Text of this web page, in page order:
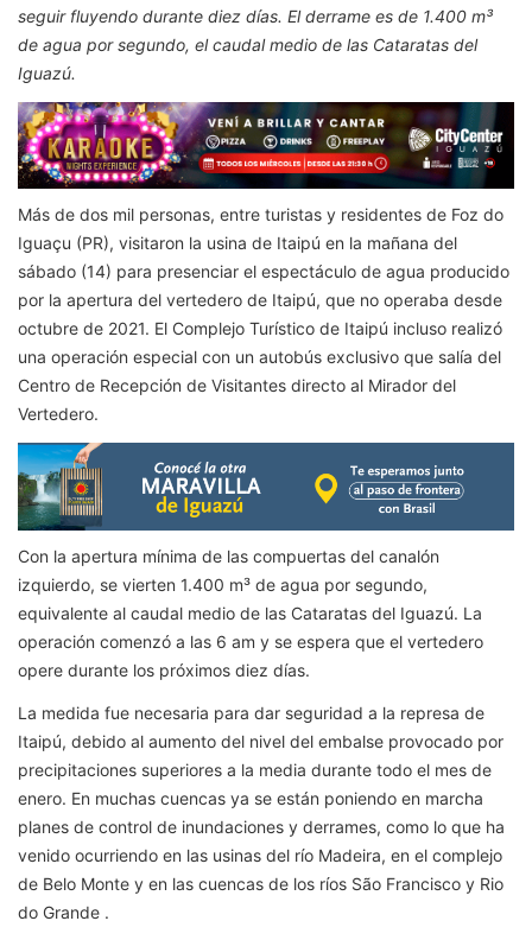
seguir fluyendo durante diez días. El derrame es de 1.400 m³
de agua por segundo, el caudal medio de las Cataratas del
Iguazú.
Más de dos mil personas, entre turistas y residentes de Foz do
Iguaçu (PR), visitaron la usina de Itaipú en la mañana del
sábado (14) para presenciar el espectáculo de agua producido
por la apertura del vertedero de Itaipú, que no operaba desde
octubre de 2021. El Complejo Turístico de Itaipú incluso realizó
una operación especial con un autobús exclusivo que salía del
Centro de Recepción de Visitantes directo al Mirador del
Vertedero.
Con la apertura mínima de las compuertas del canalón
izquierdo, se vierten 1.400 m³ de agua por segundo,
equivalente al caudal medio de las Cataratas del Iguazú. La
operación comenzó a las 6 am y se espera que el vertedero
opere durante los próximos diez días.
La medida fue necesaria para dar seguridad a la represa de
Itaipú, debido al aumento del nivel del embalse provocado por
precipitaciones superiores a la media durante todo el mes de
enero. En muchas cuencas ya se están poniendo en marcha
planes de control de inundaciones y derrames, como lo que ha
venido ocurriendo en las usinas del río Madeira, en el complejo
de Belo Monte y en las cuencas de los ríos São Francisco y Rio
do Grande .